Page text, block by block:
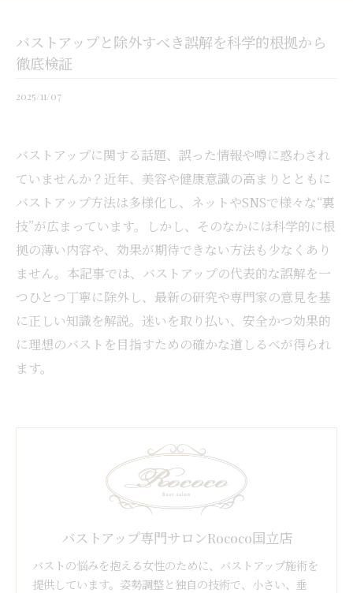
バストアップと除外すべき誤解を科学的根拠から
徹底検証
2025/11/07
バストアップに関する話題、誤った情報や噂に惑わされ
ていませんか？近年、美容や健康意識の高まりとともに
バストアップ方法は多様化し、ネットやSNSで様々な“裏
技”が広まっています。しかし、そのなかには科学的に根
拠の薄い内容や、効果が期待できない方法も少なくあり
ません。本記事では、バストアップの代表的な誤解を一
つひとつ丁寧に除外し、最新の研究や専門家の意見を基
に正しい知識を解説。迷いを取り払い、安全かつ効果的
に理想のバストを目指すための確かな道しるべが得られ
ます。
バストアップ専門サロンRococo国立店
バストの悩みを抱える女性のために、バストアップ施術を
提供しています。姿勢調整と独自の技術で、小さい、垂